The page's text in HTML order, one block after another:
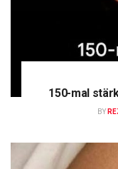
150-mal
BY